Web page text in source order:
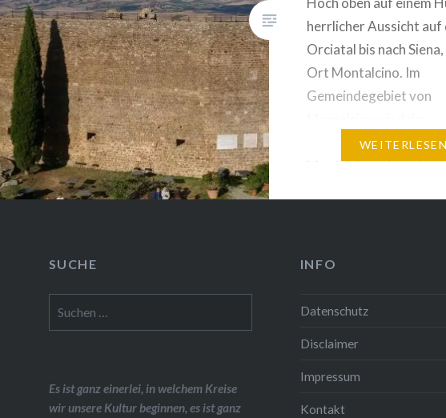
herrlicher Aussicht auf
Orciatal bis nach
Ort Montalcino. Im
Gemeindegebiet von
weltberühmte Brunello
Montalcino, einer der
14. Jh. offenbart dem
Struktur, die von engen
WEITERLESEN
SUCHE
nach:
INFO
Datenschutz
Disclaimer
Impressum
Kontakt
Es ist ganz einerlei, in welchem Kreise
wir unsere Kultur beginnen, es ist ganz